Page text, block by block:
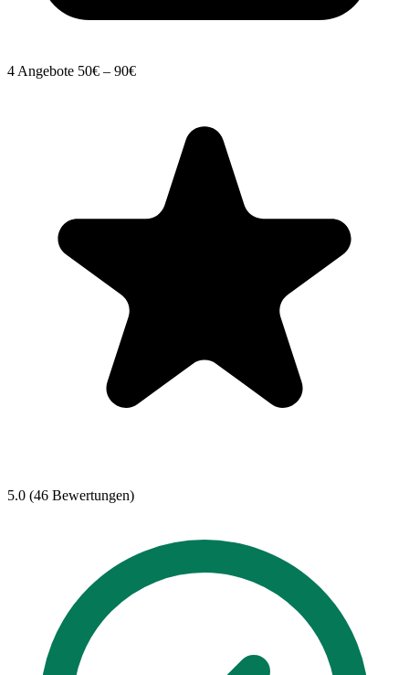
4 Angebote 50€ – 90€
5.0 (46 Bewertungen)